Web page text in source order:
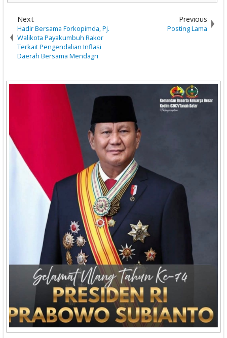
Next
Hadir Bersama Forkopimda, Pj.
Walikota Payakumbuh Rakor
Terkait Pengendalian Inflasi
Daerah Bersama Mendagri
Previous
Posting Lama